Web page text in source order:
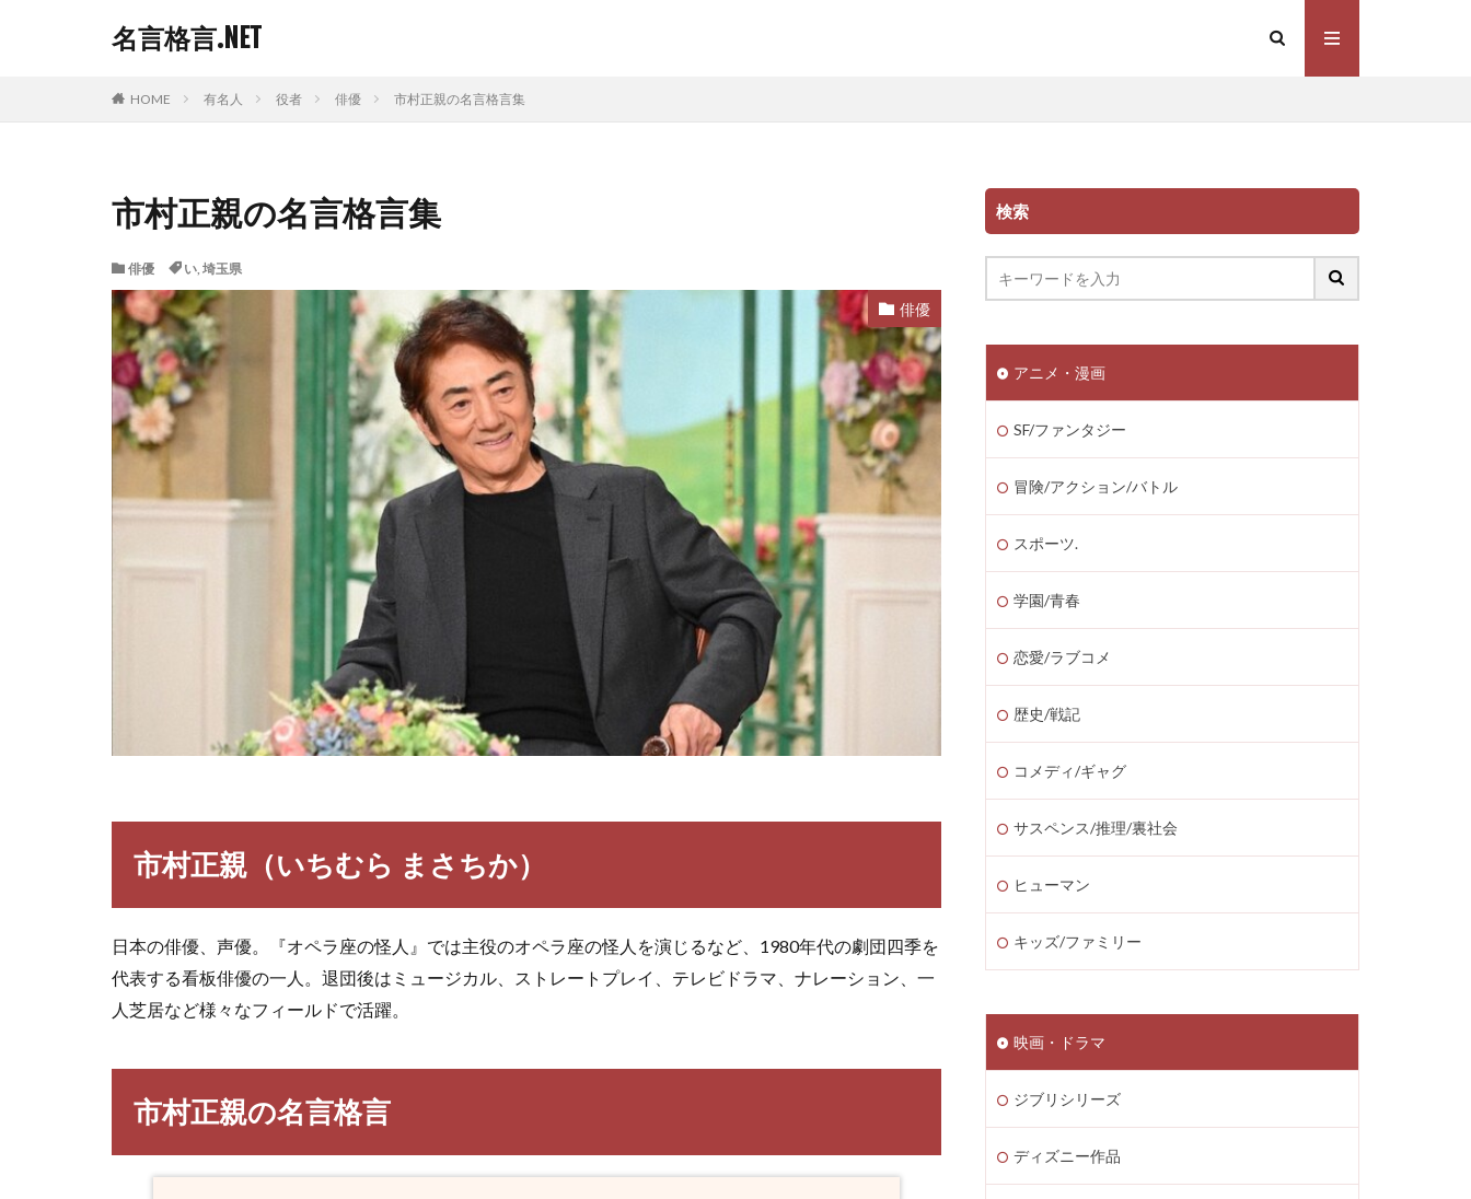
名言格言.NET
HOME 有名人 役者 俳優 市村正親の名言格言集
市村正親の名言格言集
俳優 い, 埼玉県
俳優
市村正親（いちむら まさちか）
日本の俳優、声優。『オペラ座の怪人』では主役のオペラ座の怪人を演じるなど、1980年代の劇団四季を
代表する看板俳優の一人。退団後はミュージカル、ストレートプレイ、テレビドラマ、ナレーション、一
人芝居など様々なフィールドで活躍。
市村正親の名言格言
検索
アニメ・漫画
SF/ファンタジー
冒険/アクション/バトル
スポーツ.
学園/青春
恋愛/ラブコメ
歴史/戦記
コメディ/ギャグ
サスペンス/推理/裏社会
ヒューマン
キッズ/ファミリー
映画・ドラマ
ジブリシリーズ
ディズニー作品